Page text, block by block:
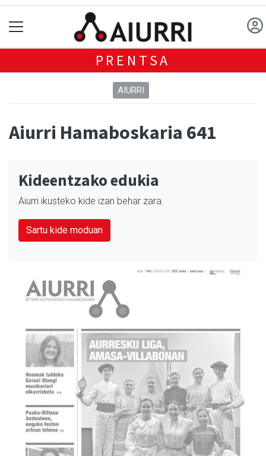
PRENTSA
AIURRI
Aiurri Hamaboskaria 641
Kideentzako edukia
Aiurri ikusteko kide izan behar zara.
Sartu kide moduan